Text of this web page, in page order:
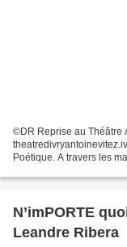
©DR Reprise au Théâtre
Poétique. A travers les
N’imPORTE quoi Texte et mise en scène
Leandre Ribera